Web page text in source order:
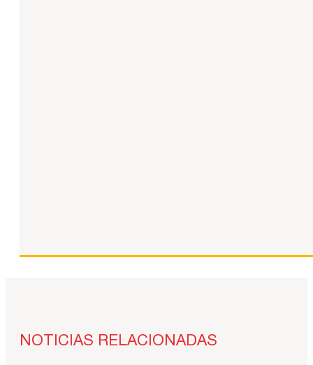
NOTICIAS RELACIONADAS